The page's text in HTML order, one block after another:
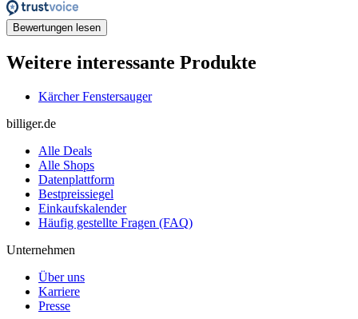
Bewertungen lesen
Weitere interessante Produkte
Kärcher Fenstersauger
billiger.de
Alle Deals
Alle Shops
Datenplattform
Bestpreissiegel
Einkaufskalender
Häufig gestellte Fragen (FAQ)
Unternehmen
Über uns
Karriere
Presse